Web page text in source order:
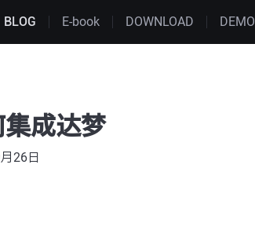
BLOG E-book DOWNLOAD DEMO
成达梦
26日